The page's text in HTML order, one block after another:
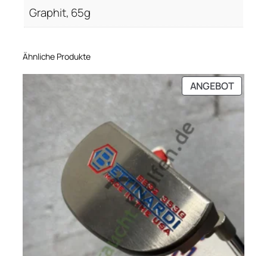
Graphit, 65g
Ähnliche Produkte
ANGEBOT
IM